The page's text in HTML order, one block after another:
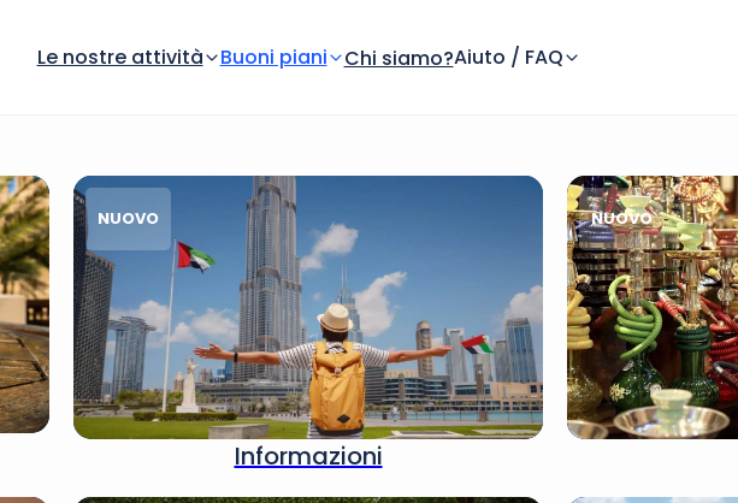
Le nostre attività Buoni piani Chi siamo?Aiuto / FAQ
Informazioni
NUOVO NUOVO